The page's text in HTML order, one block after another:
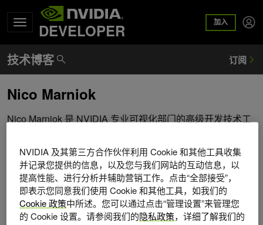
DEVELOPER 加入
Nico Marniok
Nico Marniok 是 NVIDIA 专业可视化部门的高级开发技术工
件的最新技术。他专攻光线追踪算法。 ISV 应用范围从专业
图形设计到数字孪生可视化和模拟。在加入 NVIDIA 之前，
Nico 毕业于奥斯纳布吕克大学并获得硕士学位，并在 3D 重
建领域进行了研究，首先是计算机层析成像，后来是深度相
机。
NVIDIA 及其第三方合作伙伴利用 Cookie 和其他工具收集
并记录您提供的信息，以及您与我们网站的互动信息，以
提高性能、进行分析并辅助营销工作。点击“全部接受”，
即表示您同意我们使用 Cookie 和其他工具，如我们的
Cookie 政策中所述。您可以通过点击“管理设置”来管理您
的 Cookie 设置。请参阅我们的隐私政策，详细了解我们的